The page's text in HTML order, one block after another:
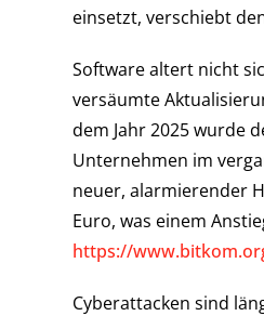
einsetzt, verschiebt
Software altert nicht
versäumte
dem Jahr 2025 wurde
Unternehmen im
neuer, alarmierender
Euro, was einem
https://
Cyberattacken sind